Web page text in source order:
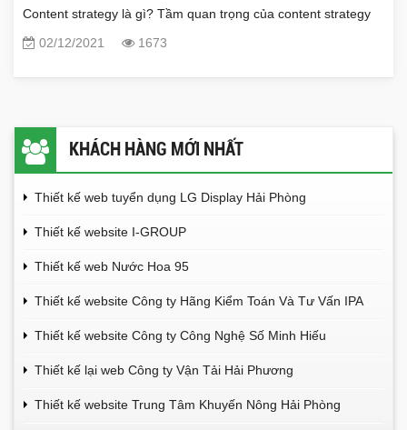
Content strategy là gì? Tầm quan trọng của content strategy
02/12/2021
1673
KHÁCH HÀNG MỚI NHẤT
Thiết kế web tuyển dụng LG Display Hải Phòng
Thiết kế website I-GROUP
Thiết kế web Nước Hoa 95
Thiết kế website Công ty Hãng Kiểm Toán Và Tư Vấn IPA
Thiết kế website Công ty Công Nghệ Số Minh Hiếu
Thiết kế lại web Công ty Vận Tải Hải Phương
Thiết kế website Trung Tâm Khuyến Nông Hải Phòng